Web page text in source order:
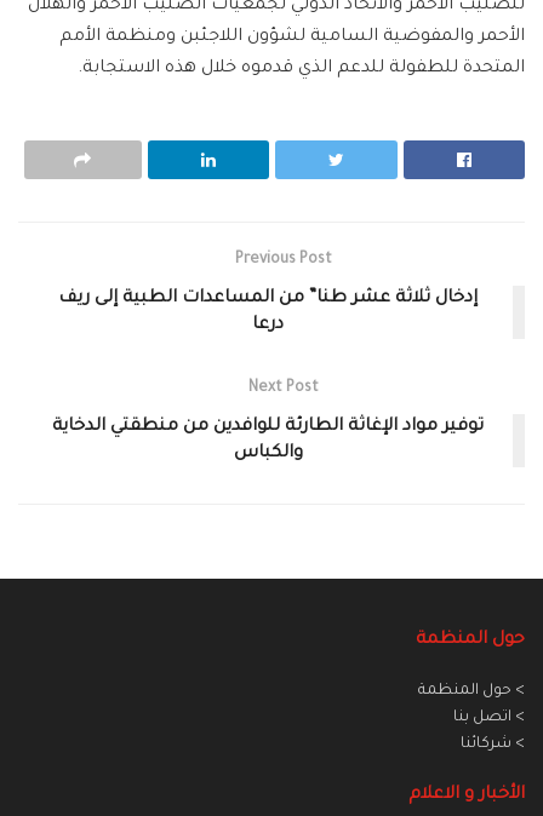
للصليب الأحمر والاتحاد الدولي لجمعيات الصليب الأحمر والهلال
الأحمر والمفوضية السامية لشؤون اللاجئبن ومنظمة الأمم
المتحدة للطفولة للدعم الذي قدموه خلال هذه الاستجابة.
Previous Post
إدخال ثلاثة عشر طنا” من المساعدات الطبية إلى ريف
درعا
Next Post
توفير مواد الإغاثة الطارئة للوافدين من منطقتي الدخاية
والكباس
حول المنظمة
> حول المنظمة
> اتصل بنا
> شركائنا
الأخبار و الاعلام